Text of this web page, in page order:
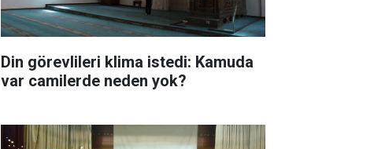
Din görevlileri klima istedi: Kamuda
var camilerde neden yok?